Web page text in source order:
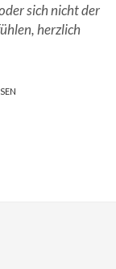
sich nicht der
herzlich